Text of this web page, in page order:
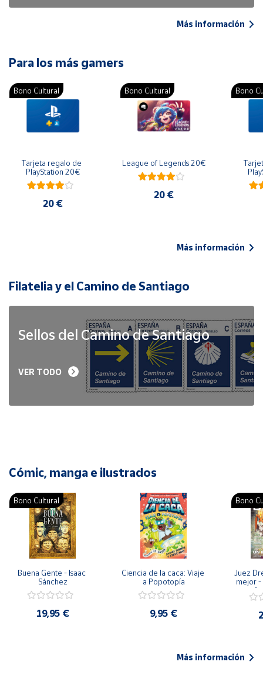
Más información
Para los más gamers
Bono Cultural
Tarjeta regalo de
PlayStation 20€
20 €
Bono Cultural
League of Legends 20€
20 €
Bono
Más información
Filatelia y el Camino de Santiago
Sellos del Camino de Santiago
VER TODO
Cómic, manga e ilustrados
Bono Cultural
Buena Gente - Isaac
Sánchez
19,95 €
Ciencia de la caca: Viaje
a Popotopía
9,95 €
Bono
Juez
mejor -
Más información